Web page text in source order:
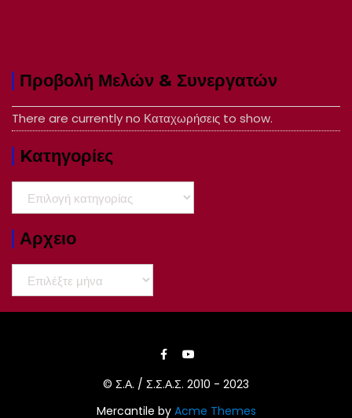
Προβολή Μελών & Συνεργατών
There are currently no Καταχωρήσεις to show.
Kατηγορίες
Kατηγορίες
Αρχειο
Αρχειο
© Σ.Α. / Σ.Σ.Α.Σ. 2010 - 2023
Mercantile by Acme Themes